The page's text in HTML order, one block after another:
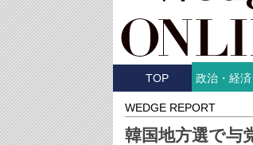
TOP 政治・経済
WEDGE REPORT
韓国地方選で与